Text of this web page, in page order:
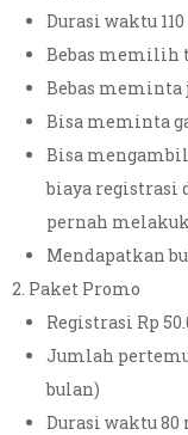
Durasi waktu
Bebas memilih
Bebas meminta
Bisa meminta
Bisa
biaya registrasi
pernah
Mendapatkan
Paket Promo
Registrasi Rp
Jumlah
bulan)
Durasi waktu